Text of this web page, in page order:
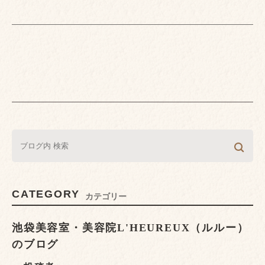
CATEGORY カテゴリー
池袋美容室・美容院L'HEUREUX（ルルー）
のブログ